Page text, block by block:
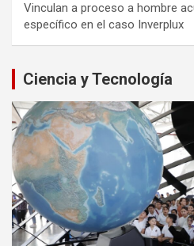
Vinculan a proceso a hombre
específico en el caso Inverplux
Ciencia y Tecnología